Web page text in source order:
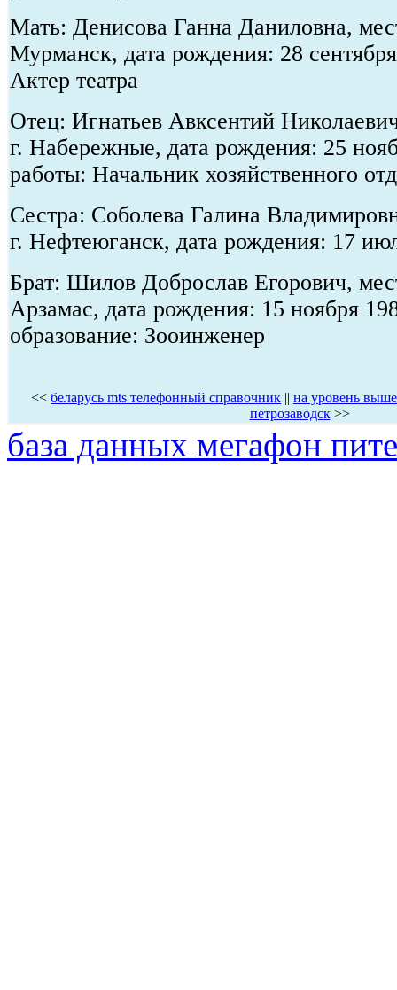
Мать: Денисова Ганна Даниловна,
Мурманск, дата рождения: 28
Актер театра
Отец: Игнатьев Авксентий
г. Набережные, дата рождения: 25
работы: Начальник хозяйственного
Сестра: Соболева Галина
г. Нефтеюганск, дата рождения: 17
Брат: Шилов Доброслав Егорович,
Арзамас, дата рождения: 15 ноября
образование: Зооинженер
<< беларусь mts телефонный справочник || на уровень выше
петрозаводск>>
база данных мегафон